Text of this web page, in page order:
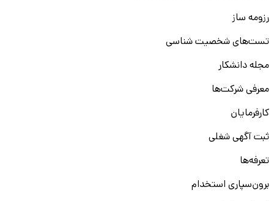
رزومه ساز
تست‌های شخصیت شناسی
مجله دانشکار
معرفی شرکت‌ها
کارفرمایان
ثبت آگهی شغلی
تعرفه‌ها
برون‌سپاری استخدام